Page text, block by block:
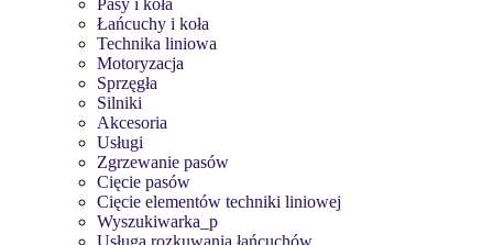
Pasy i koła
Łańcuchy i koła
Technika liniowa
Motoryzacja
Sprzęgła
Silniki
Akcesoria
Usługi
Zgrzewanie pasów
Cięcie pasów
Cięcie elementów techniki liniowej
Wyszukiwarka_p
Usługa rozkuwania łańcuchów